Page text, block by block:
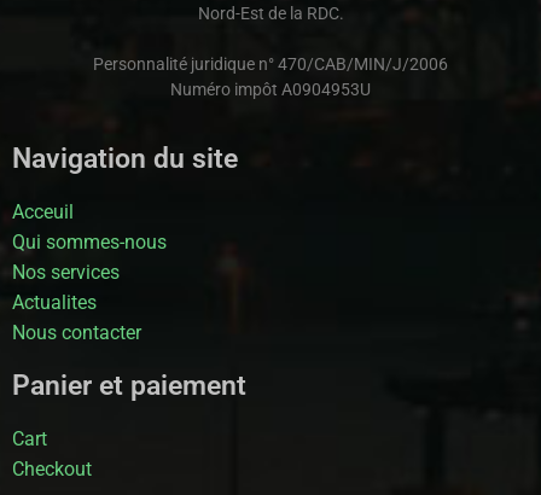
Nord-Est de la RDC.
Personnalité juridique n° 470/CAB/MIN/J/2006
Numéro impôt A0904953U
Navigation du site
Acceuil
Qui sommes-nous
Nos services
Actualites
Nous contacter
Panier et paiement
Cart
Checkout